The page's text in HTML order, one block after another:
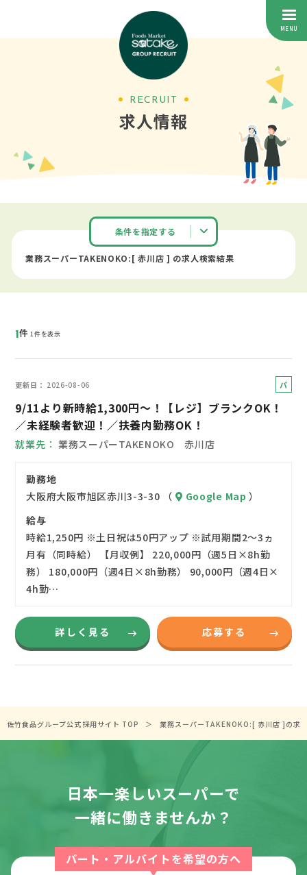
RECRUIT
求人情報
条件を指定する
業務スーパーTAKENOKO:[ 赤川店 ] の求人検索結果
1件 1件を表示
更新日 2026-08-06
パ
9/11より新時給1,300円～！【レジ】ブランクOK！
／未経験者歓迎！／扶養内勤務OK！
就業先 業務スーパーTAKENOKO 赤川店
勤務地
大阪府大阪市旭区赤川3-3-30 （
Google Map ）
給与
時給1,250円 ※土日祝は50円アップ ※試用期間2～3ヵ
月有（同時給） 【月収例】 220,000円（週5日×8h勤
務） 180,000円（週4日×8h勤務） 90,000円（週4日×
4h勤…
詳しく見る 応募する
佐竹食品グループ公式採用サイト TOP 業務スーパーTAKENOKO:[ 赤川店 ]の求
日本一楽しいスーパーで
一緒に働きませんか？
パート・アルバイトを希望の方へ